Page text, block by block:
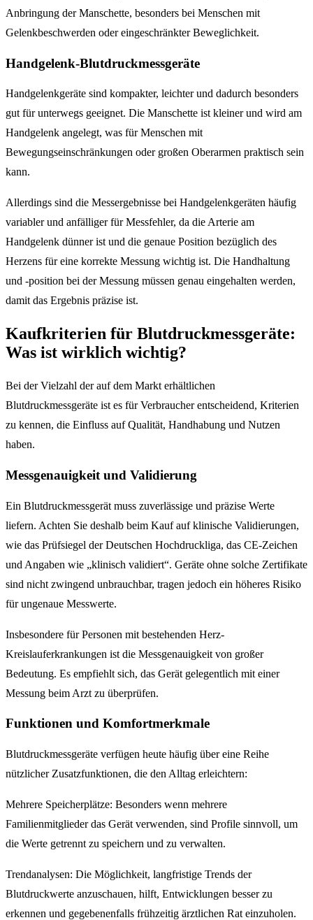
Anbringung der Manschette, besonders bei Menschen mit
Gelenkbeschwerden oder eingeschränkter Beweglichkeit.
Handgelenk-Blutdruckmessgeräte
Handgelenkgeräte sind kompakter, leichter und dadurch besonders
gut für unterwegs geeignet. Die Manschette ist kleiner und wird am
Handgelenk angelegt, was für Menschen mit
Bewegungseinschränkungen oder großen Oberarmen praktisch sein
kann.
Allerdings sind die Messergebnisse bei Handgelenkgeräten häufig
variabler und anfälliger für Messfehler, da die Arterie am
Handgelenk dünner ist und die genaue Position bezüglich des
Herzens für eine korrekte Messung wichtig ist. Die Handhaltung
und -position bei der Messung müssen genau eingehalten werden,
damit das Ergebnis präzise ist.
Kaufkriterien für Blutdruckmessgeräte:
Was ist wirklich wichtig?
Bei der Vielzahl der auf dem Markt erhältlichen
Blutdruckmessgeräte ist es für Verbraucher entscheidend, Kriterien
zu kennen, die Einfluss auf Qualität, Handhabung und Nutzen
haben.
Messgenauigkeit und Validierung
Ein Blutdruckmessgerät muss zuverlässige und präzise Werte
liefern. Achten Sie deshalb beim Kauf auf klinische Validierungen,
wie das Prüfsiegel der Deutschen Hochdruckliga, das CE-Zeichen
und Angaben wie „klinisch validiert“. Geräte ohne solche Zertifikate
sind nicht zwingend unbrauchbar, tragen jedoch ein höheres Risiko
für ungenaue Messwerte.
Insbesondere für Personen mit bestehenden Herz-
Kreislauferkrankungen ist die Messgenauigkeit von großer
Bedeutung. Es empfiehlt sich, das Gerät gelegentlich mit einer
Messung beim Arzt zu überprüfen.
Funktionen und Komfortmerkmale
Blutdruckmessgeräte verfügen heute häufig über eine Reihe
nützlicher Zusatzfunktionen, die den Alltag erleichtern:
Mehrere Speicherplätze: Besonders wenn mehrere
Familienmitglieder das Gerät verwenden, sind Profile sinnvoll, um
die Werte getrennt zu speichern und zu verwalten.
Trendanalysen: Die Möglichkeit, langfristige Trends der
Blutdruckwerte anzuschauen, hilft, Entwicklungen besser zu
erkennen und gegebenenfalls frühzeitig ärztlichen Rat einzuholen.